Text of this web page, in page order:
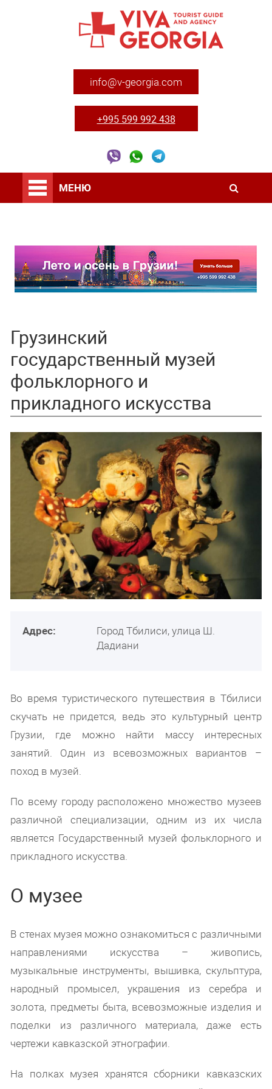
info@v-georgia.com
+995 599 992 438
МЕНЮ
Грузинский
государственный музей
фольклорного и
прикладного искусства
Адрес:
Город Тбилиси, улица Ш.
Дадиани
Во время туристического путешествия в Тбилиси
скучать не придется, ведь это культурный центр
Грузии, где можно найти массу интересных
занятий. Один из всевозможных вариантов –
поход в музей.
По всему городу расположено множество музеев
различной специализации, одним из их числа
является Государственный музей фольклорного и
прикладного искусства.
О музее
В стенах музея можно ознакомиться с различными
направлениями искусства – живопись,
музыкальные инструменты, вышивка, скульптура,
народный промысел, украшения из серебра и
золота, предметы быта, всевозможные изделия и
поделки из различного материала, даже есть
чертежи кавказской этнографии.
На полках музея хранятся сборники кавказских